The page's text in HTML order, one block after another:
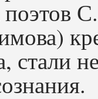
стали